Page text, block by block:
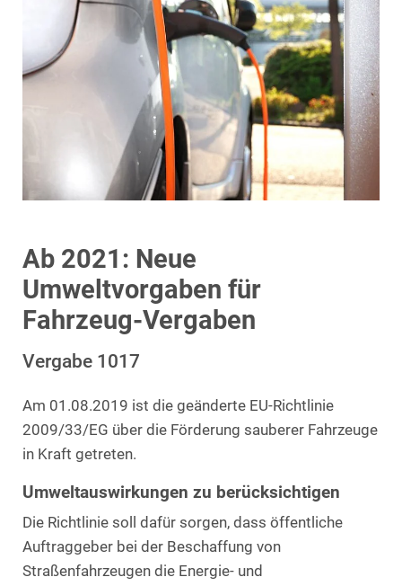
Ab 2021: Neue
Umweltvorgaben für
Fahrzeug-Vergaben
Vergabe 1017
Am 01.08.2019 ist die geänderte EU-Richtlinie
2009/33/EG über die Förderung sauberer Fahrzeuge
in Kraft getreten.
Umweltauswirkungen zu berücksichtigen
Die Richtlinie soll dafür sorgen, dass öffentliche
Auftraggeber bei der Beschaffung von
Straßenfahrzeugen die Energie- und